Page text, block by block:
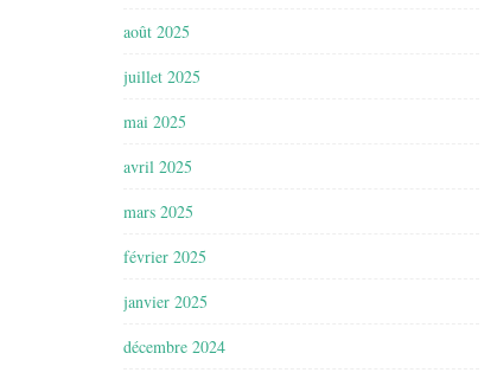
août 2025
juillet 2025
mai 2025
avril 2025
mars 2025
février 2025
janvier 2025
décembre 2024